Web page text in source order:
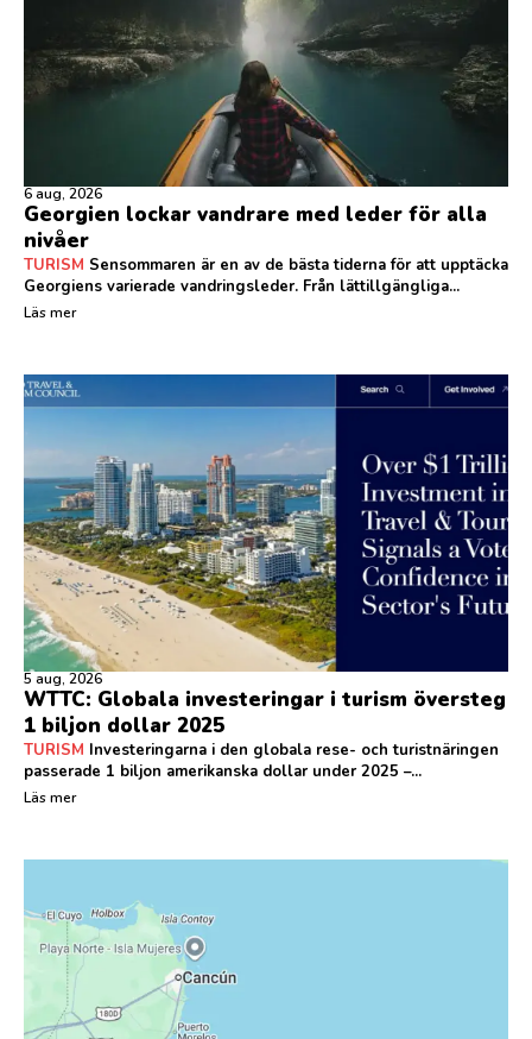
6 aug, 2026
Georgien lockar vandrare med leder för alla
nivåer
TURISM Sensommaren är en av de bästa tiderna för att upptäcka
Georgiens varierade vandringsleder. Från lättillgängliga...
Läs mer
5 aug, 2026
WTTC: Globala investeringar i turism översteg
1 biljon dollar 2025
TURISM Investeringarna i den globala rese- och turistnäringen
passerade 1 biljon amerikanska dollar under 2025 –...
Läs mer